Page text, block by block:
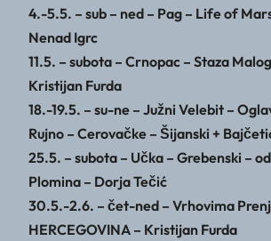
4.-5.5. – sub – ned – Pag – Life of
Nenad Igrc
11.5. – subota – Crnopac – Staza
Kristijan Furda
18.-19.5. – su-ne – Južni Velebit –
Rujno – Cerovačke – Šijanski +
25.5. – subota – Učka – Grebenski –
Plomina – Dorja Tečić
30.5.-2.6. – čet-ned – Vrhovima
HERCEGOVINA – Kristijan Furda